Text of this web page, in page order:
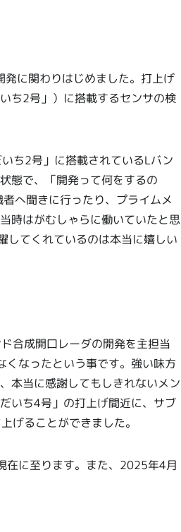
に関わりはじめました。打上げ
ち2号」）に搭載するセンサの検
ち2号」に搭載されているLバン
態で、「開発って何をするの
へ聞きに行ったり、プライムメ
時はがむしゃらに働いていたと思
してくれているのは本当に嬉しい
合成開口レーダの開発を主担当
なったという事です。強い味方
本当に感謝してもしきれないメン
いち4号」の打上げ間近に、サブ
げることができました。
在に至ります。また、2025年4月